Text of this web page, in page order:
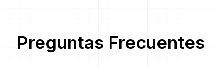
Preguntas Frecuentes